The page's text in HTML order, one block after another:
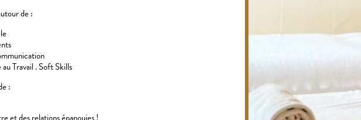
de :
Travail . Soft Skills
:
et des relations épanouies !